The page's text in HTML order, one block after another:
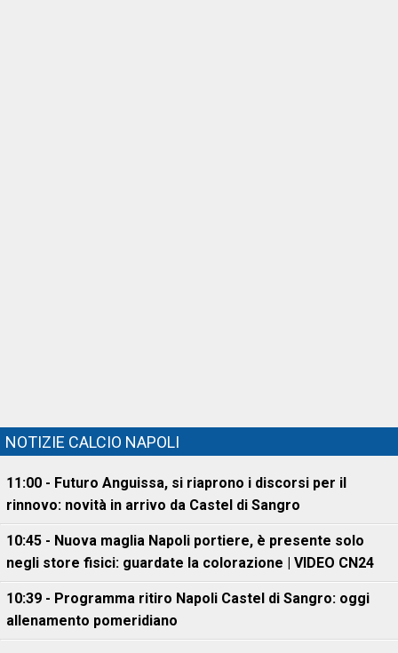
NOTIZIE CALCIO NAPOLI
11:00 - Futuro Anguissa, si riaprono i discorsi per il
rinnovo: novità in arrivo da Castel di Sangro
10:45 - Nuova maglia Napoli portiere, è presente solo
negli store fisici: guardate la colorazione | VIDEO CN24
10:39 - Programma ritiro Napoli Castel di Sangro: oggi
allenamento pomeridiano